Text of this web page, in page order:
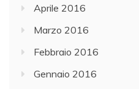
Aprile 2016
Marzo 2016
Febbraio 2016
Gennaio 2016